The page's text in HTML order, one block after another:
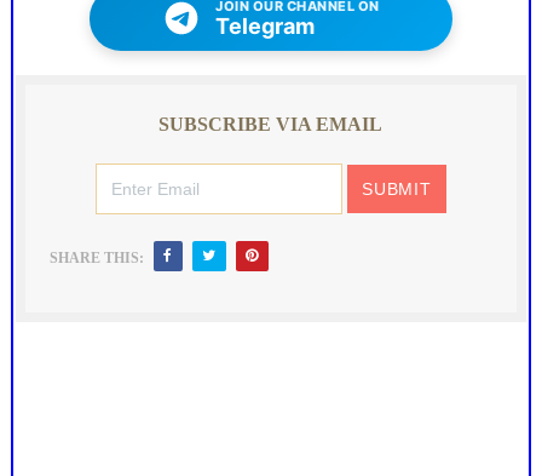
JOIN OUR CHANNEL ON
Telegram
SUBSCRIBE VIA EMAIL
SHARE THIS: